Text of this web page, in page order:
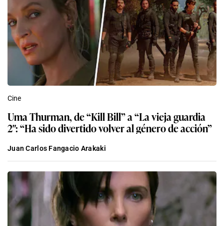
Cine
Uma Thurman, de “Kill Bill” a “La vieja guardia
2″: “Ha sido divertido volver al género de acción”
Juan Carlos Fangacio Arakaki